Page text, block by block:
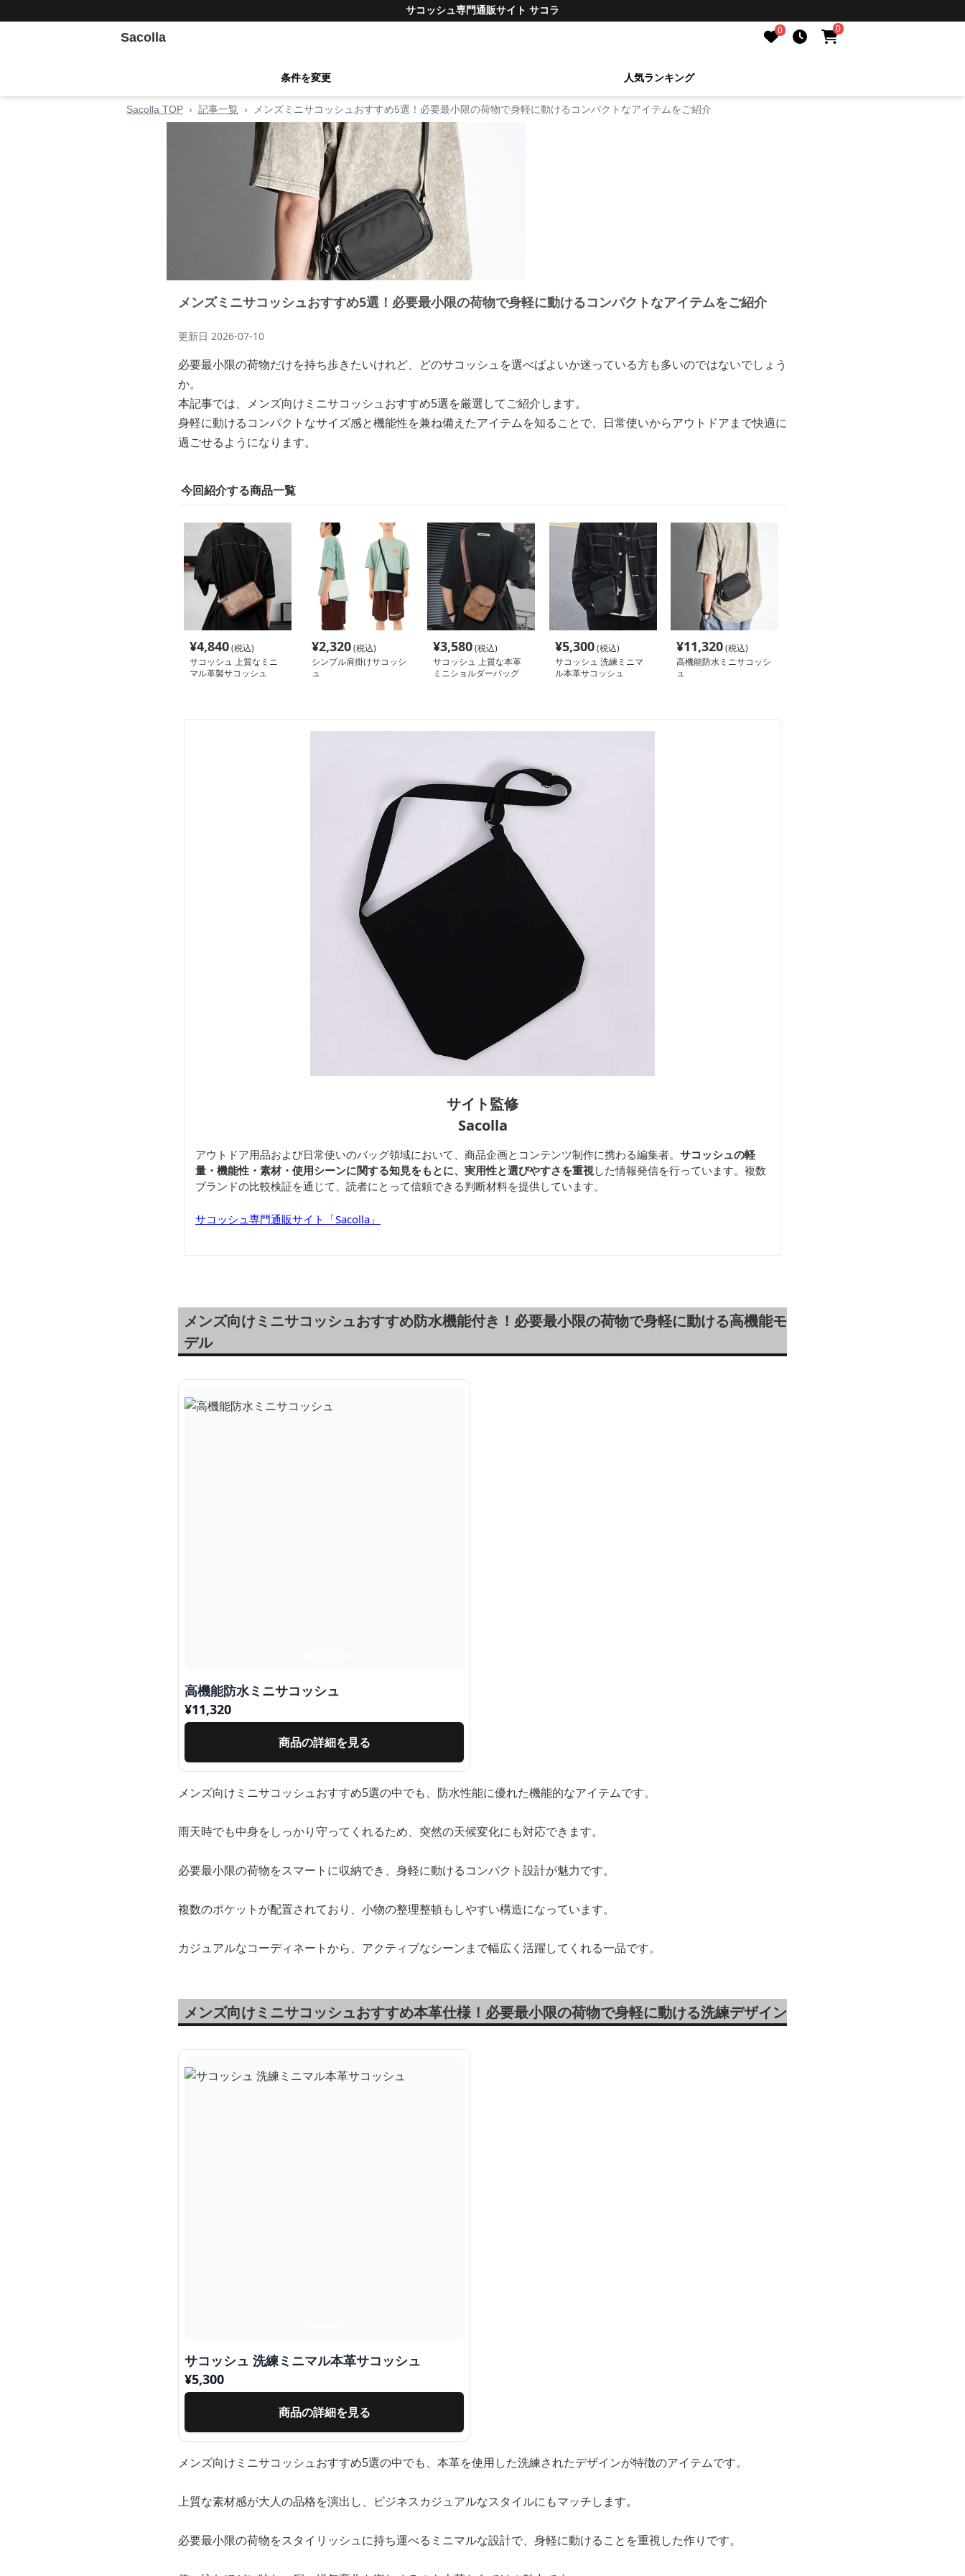
サコッシュ専門通販サイト サコラ
Sacolla 0 0
条件を変更 人気ランキング
Sacolla TOP › 記事一覧 › メンズミニサコッシュおすすめ5選！必要最小限の荷物で身軽に動けるコンパクトなアイテムをご紹介
メンズミニサコッシュおすすめ5選！必要最小限の荷物で身軽に動けるコンパクトなアイテムをご紹介
更新日 2026-07-10
必要最小限の荷物だけを持ち歩きたいけれど、どのサコッシュを選べばよいか迷っている方も多いのではないでしょう
か。
本記事では、メンズ向けミニサコッシュおすすめ5選を厳選してご紹介します。
身軽に動けるコンパクトなサイズ感と機能性を兼ね備えたアイテムを知ることで、日常使いからアウトドアまで快適に
過ごせるようになります。
今回紹介する商品一覧
¥4,840(税込)
サコッシュ 上質なミニ
マル革製サコッシュ
¥2,320(税込)
シンプル肩掛けサコッシ
ュ
¥3,580(税込)
サコッシュ 上質な本革
ミニショルダーバッグ
¥5,300(税込)
サコッシュ 洗練ミニマ
ル本革サコッシュ
¥11,320(税込)
高機能防水ミニサコッシ
ュ
サイト監修
Sacolla
アウトドア用品および日常使いのバッグ領域において、商品企画とコンテンツ制作に携わる編集者。 サコッシュの軽
量・機能性・素材・使用シーンに関する知見をもとに、実用性と選びやすさを重視した情報発信を行っています。複数
ブランドの比較検証を通じて、読者にとって信頼できる判断材料を提供しています。
サコッシュ専門通販サイト「Sacolla」
メンズ向けミニサコッシュおすすめ防水機能付き！必要最小限の荷物で身軽に動ける高機能モ
デル
高機能防水ミニサコッシュ
¥11,320
商品の詳細を見る
メンズ向けミニサコッシュおすすめ5選の中でも、防水性能に優れた機能的なアイテムです。
雨天時でも中身をしっかり守ってくれるため、突然の天候変化にも対応できます。
必要最小限の荷物をスマートに収納でき、身軽に動けるコンパクト設計が魅力です。
複数のポケットが配置されており、小物の整理整頓もしやすい構造になっています。
カジュアルなコーディネートから、アクティブなシーンまで幅広く活躍してくれる一品です。
メンズ向けミニサコッシュおすすめ本革仕様！必要最小限の荷物で身軽に動ける洗練デザイン
サコッシュ 洗練ミニマル本革サコッシュ
¥5,300
商品の詳細を見る
メンズ向けミニサコッシュおすすめ5選の中でも、本革を使用した洗練されたデザインが特徴のアイテムです。
上質な素材感が大人の品格を演出し、ビジネスカジュアルなスタイルにもマッチします。
必要最小限の荷物をスタイリッシュに持ち運べるミニマルな設計で、身軽に動けることを重視した作りです。